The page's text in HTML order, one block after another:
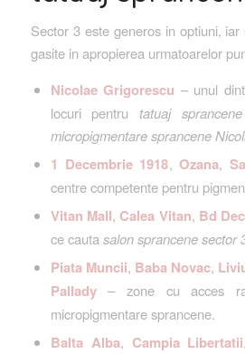
Sector 3 este generos in optiuni,
gasite in apropierea urmatoarelor
Nicolae Grigorescu – unul
locuri pentru tatuaj
micropigmentare sprancene
1 Decembrie 1918,Ozana,
centre competente pentru
Vitan Mall, Calea Vitan, Bd
ce cautasalon sprancene sector
Piata Muncii, Baba Novac,
Pallady– zone cu acces
micropigmentare sprancene.
Balta Alba, Campia Libertatii,